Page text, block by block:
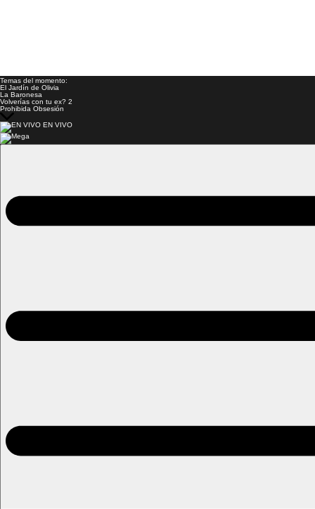
Temas del momento:
El Jardín de Olivia
La Baronesa
Volverías con tu ex? 2
Prohibida Obsesión
EN VIVO